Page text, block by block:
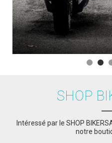
SHOP
Intéressé par le SHOP
notre